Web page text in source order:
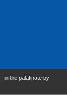
in the palatinate by